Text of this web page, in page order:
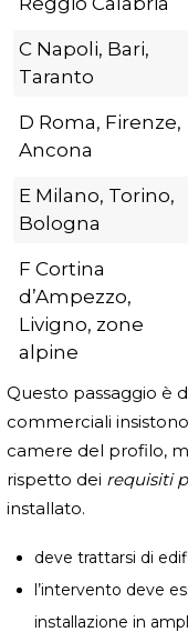
C Napoli, Bari,
Taranto
D Roma, Firenze,
Ancona
E Milano, Torino,
Bologna
F Cortina
d’Ampezzo,
Livigno, zone
alpine
Questo passaggio è
commerciali
camere del profilo,
rispetto dei requisiti
installato.
deve trattarsi di
l’intervento deve
installazione in